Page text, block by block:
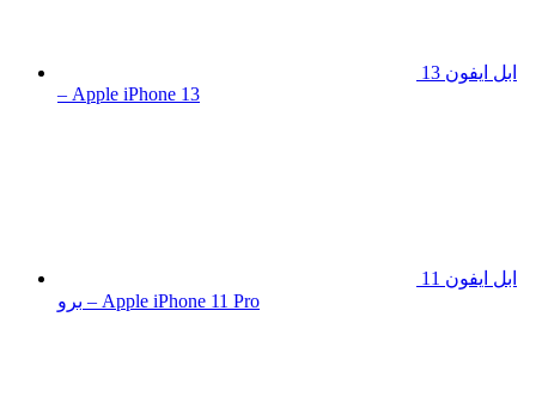
ابل ايفون 13
– Apple iPhone 13
ابل ايفون 11
برو – Apple iPhone 11 Pro